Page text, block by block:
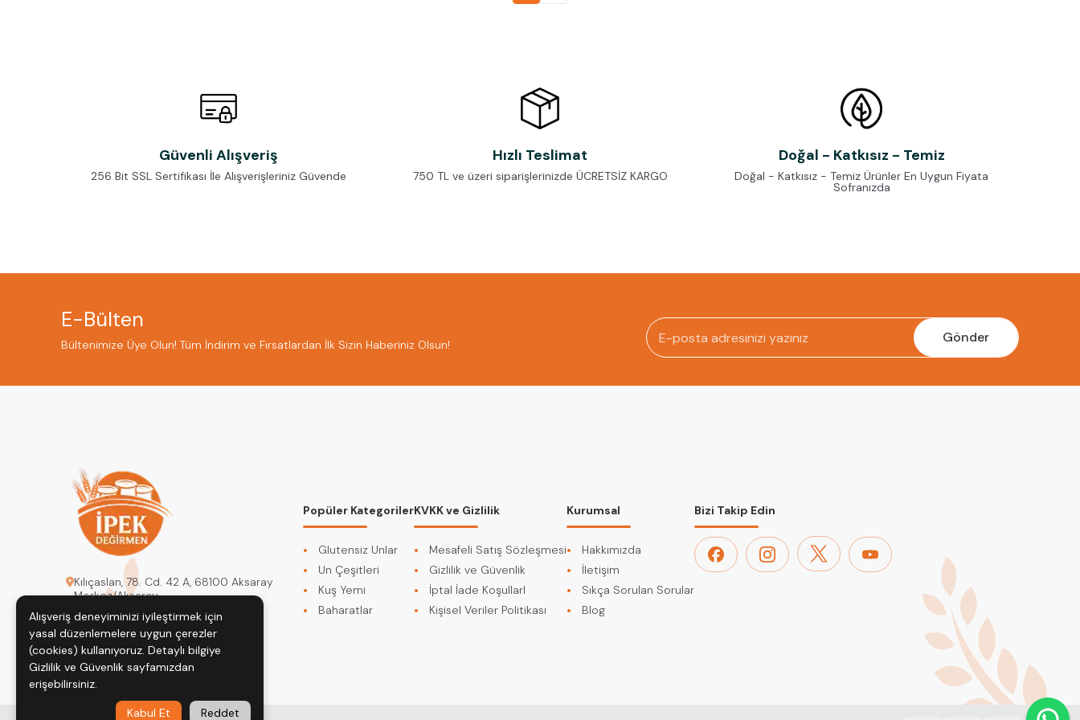
Güvenli Alışveriş
256 Bit SSL Sertifikası İle Alışverişleriniz Güvende
Hızlı Teslimat
750 TL ve üzeri siparişlerinizde ÜCRETSİZ KARGO
Doğal - Katkısız - Temiz
Doğal - Katkısız - Temiz Ürünler En Uygun Fiyata
Sofranızda
E-Bülten
Bültenimize Üye Olun! Tüm İndirim ve Fırsatlardan İlk Sizin Haberiniz Olsun! Gönder
Kılıçaslan, 78. Cd. 42 A, 68100 Aksaray
Merkez/Aksaray
degirmenipek@gmail.com
0542 617 72 95
Popüler Kategoriler
Glutensiz Unlar
Un Çeşitleri
Kuş Yemi
Baharatlar
KVKK ve Gizlilik
Mesafeli Satış Sözleşmesi
Gizlilik ve Güvenlik
İptal İade KoşullarI
Kişisel Veriler Politikası
Kurumsal
Hakkımızda
İletişim
Sıkça Sorulan Sorular
Blog
Bizi Takip Edin
Alışveriş deneyiminizi iyileştirmek için
yasal düzenlemelere uygun çerezler
(cookies) kullanıyoruz. Detaylı bilgiye
Gizlilik ve Güvenlik sayfamızdan
erişebilirsiniz.
Kabul Et
Reddet